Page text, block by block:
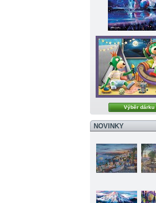
Výběr dárku
NOVINKY